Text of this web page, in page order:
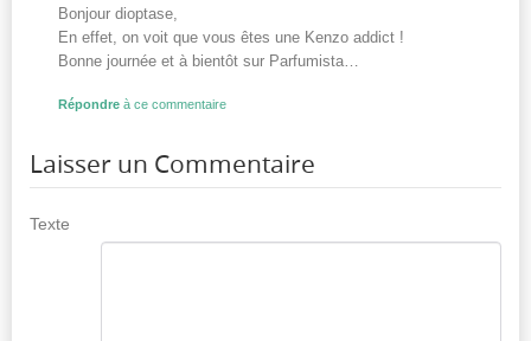
Bonjour dioptase,
En effet, on voit que vous êtes une Kenzo addict !
Bonne journée et à bientôt sur Parfumista…
Répondre à ce commentaire
Laisser un Commentaire
Texte